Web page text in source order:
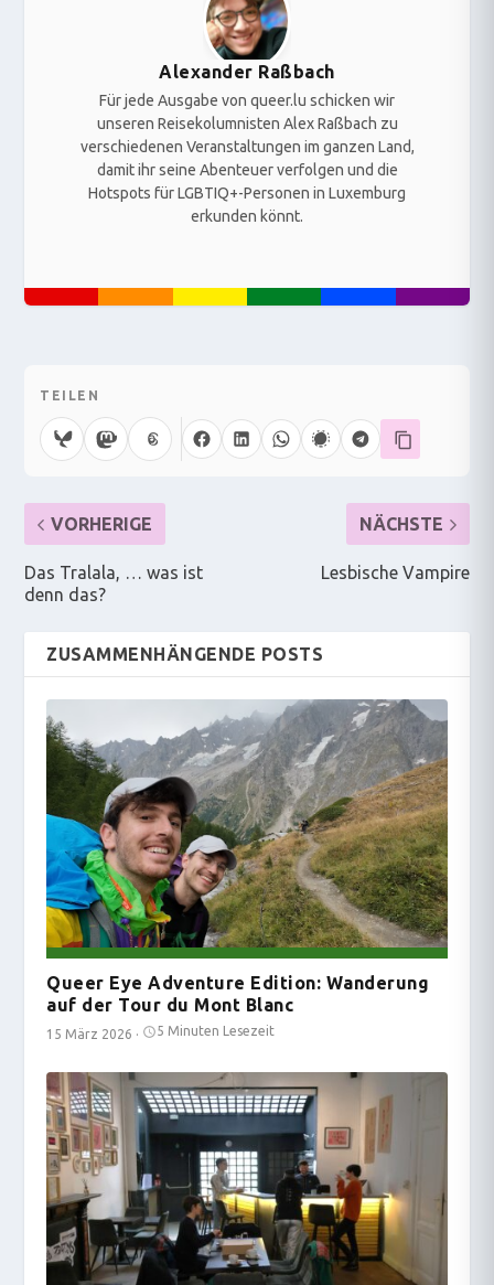
Alexander Raßbach
Für jede Ausgabe von queer.lu schicken wir
unseren Reisekolumnisten Alex Raßbach zu
verschiedenen Veranstaltungen im ganzen Land,
damit ihr seine Abenteuer verfolgen und die
Hotspots für LGBTIQ+-Personen in Luxemburg
erkunden könnt.
TEILEN
VORHERIGE
Das Tralala, … was ist
denn das?
NÄCHSTE
Lesbische Vampire
ZUSAMMENHÄNGENDE POSTS
Queer Eye Adventure Edition: Wanderung
auf der Tour du Mont Blanc
15 März 2026 · 5 Minuten Lesezeit